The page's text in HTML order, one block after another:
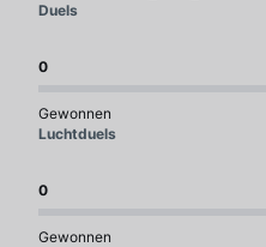
Duels
0
Gewonnen
Luchtduels
0
Gewonnen